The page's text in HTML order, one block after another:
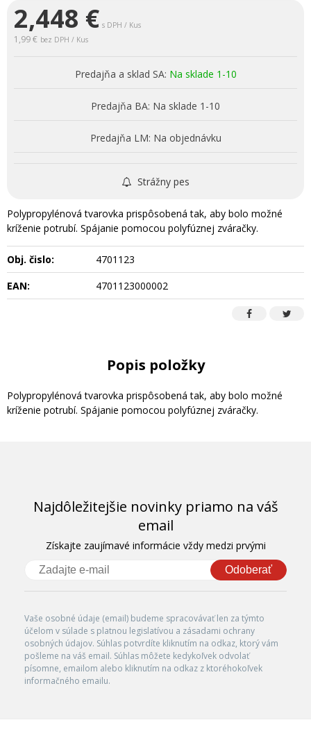
2,448 € s DPH / Kus
1,99 € bez DPH / Kus
Predajňa a sklad SA: Na sklade 1-10
Predajňa BA: Na sklade 1-10
Predajňa LM: Na objednávku
Strážny pes
Polypropylénová tvarovka prispôsobená tak, aby bolo možné
kríženie potrubí. Spájanie pomocou polyfúznej zváračky.
Obj. čislo:
4701123
EAN:
4701123000002
Popis položky
Polypropylénová tvarovka prispôsobená tak, aby bolo možné
kríženie potrubí. Spájanie pomocou polyfúznej zváračky.
Najdôležitejšie novinky priamo na váš
email
Získajte zaujímavé informácie vždy medzi prvými
Odoberať
Vaše osobné údaje (email) budeme spracovávať len za týmto
účelom v súlade s platnou legislatívou a zásadami ochrany
osobných údajov. Súhlas potvrdíte kliknutím na odkaz, ktorý vám
pošleme na váš email. Súhlas môžete kedykoľvek odvolať
písomne, emailom alebo kliknutím na odkaz z ktoréhokoľvek
informačného emailu.